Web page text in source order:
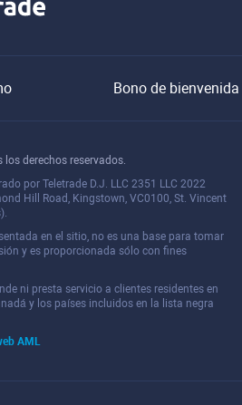
Bono de bienvenida
derechos reservados.
por Teletrade D.J. LLC 2351 LLC 2022
Hill Road, Kingstown, VC0100, St. Vincent
en el sitio, no es una base para tomar
y es proporcionada sólo con fines
ni presta servicio a clientes residentes en
y los países incluidos en la lista negra
AML